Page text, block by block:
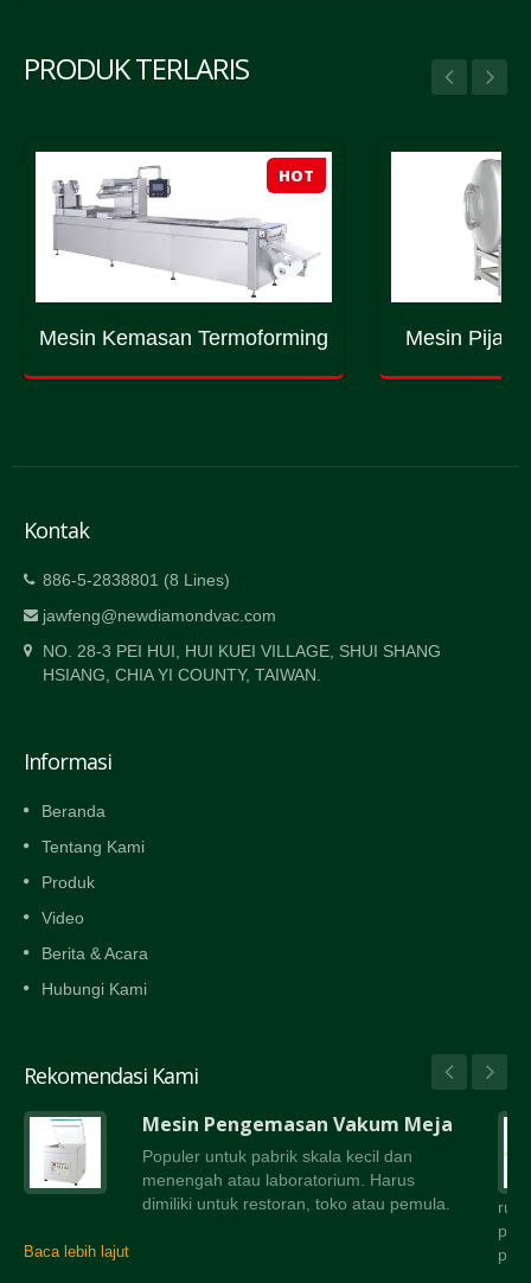
PRODUK TERLARIS
HOT
Mesin Kemasan Termoforming Mesin Pijat
Kontak
886-5-2838801 (8 Lines)
jawfeng@newdiamondvac.com
NO. 28-3 PEI HUI, HUI KUEI VILLAGE, SHUI SHANG
HSIANG, CHIA YI COUNTY, TAIWAN.
Informasi
Beranda
Tentang Kami
Produk
Video
Berita & Acara
Hubungi Kami
Rekomendasi Kami
Mesin Pengemasan Vakum Meja
Populer untuk pabrik skala kecil dan
menengah atau laboratorium. Harus
dimiliki untuk restoran, toko atau pemula.
Baca lebih lajut